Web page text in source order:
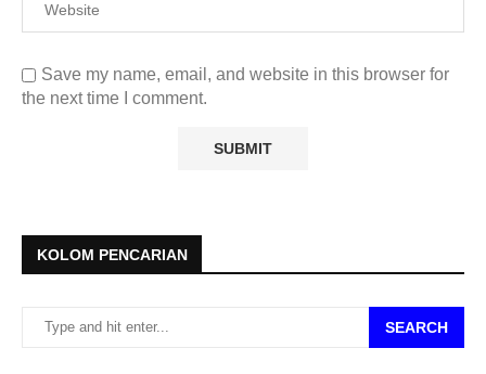
Save my name, email, and website in this browser for
the next time I comment.
KOLOM PENCARIAN
SEARCH